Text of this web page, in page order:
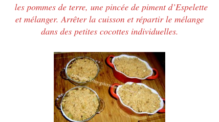
les pommes de terre, une pincée de piment d’Espelette
et mélanger. Arrêter la cuisson et répartir le mélange
dans des petites cocottes individuelles.